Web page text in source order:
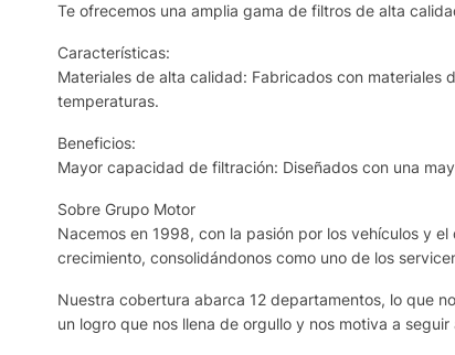
Te ofrecemos una amplia gama de filtros de alta
Características:
Materiales de alta calidad: Fabricados con
temperaturas.
Beneficios:
Mayor capacidad de filtración: Diseñados con una
Sobre Grupo Motor
Nacemos en 1998, con la pasión por los vehículos y
crecimiento, consolidándonos como uno de los
Nuestra cobertura abarca 12 departamentos, lo que
un logro que nos llena de orgullo y nos motiva a seguir